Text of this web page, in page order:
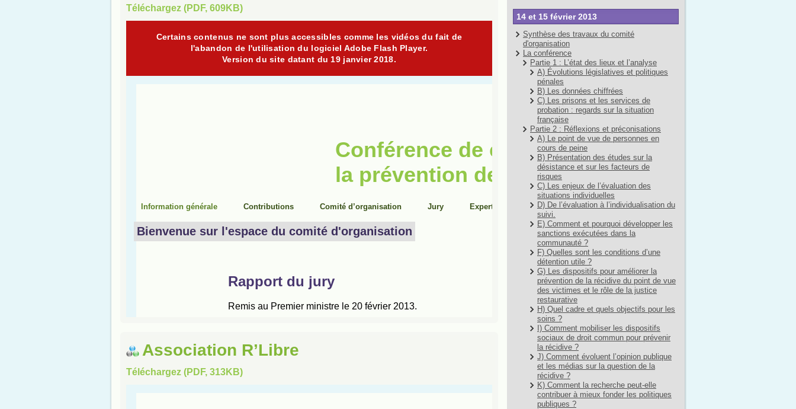
Téléchargez (PDF, 609KB)
Association R’Libre
Téléchargez (PDF, 313KB)
14 et 15 février 2013
Synthèse des travaux du comité
d'organisation
La conférence
Partie 1 : L’état des lieux et l’analyse
A) Évolutions législatives et politiques
pénales
B) Les données chiffrées
C) Les prisons et les services de
probation : regards sur la situation
française
Partie 2 : Réflexions et préconisations
A) Le point de vue de personnes en
cours de peine
B) Présentation des études sur la
désistance et sur les facteurs de
risques
C) Les enjeux de l’évaluation des
situations individuelles
D) De l’évaluation à l’individualisation du
suivi.
E) Comment et pourquoi développer les
sanctions exécutées dans la
communauté ?
F) Quelles sont les conditions d’une
détention utile ?
G) Les dispositifs pour améliorer la
prévention de la récidive du point de vue
des victimes et le rôle de la justice
restaurative
H) Quel cadre et quels objectifs pour les
soins ?
I) Comment mobiliser les dispositifs
sociaux de droit commun pour prévenir
la récidive ?
J) Comment évoluent l’opinion publique
et les médias sur la question de la
récidive ?
K) Comment la recherche peut-elle
contribuer à mieux fonder les politiques
publiques ?